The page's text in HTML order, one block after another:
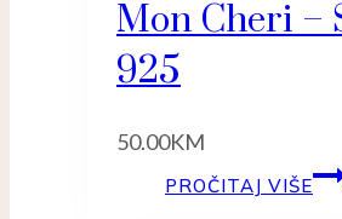
Mon Cheri –
925
50.00KM
PROČITAJ VIŠE